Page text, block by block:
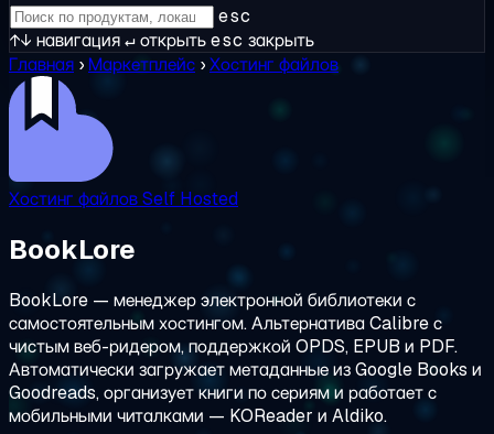
esc
↑↓ навигация↵открытьesc закрыть
Главная ›Маркетплейс ›Хостинг файлов
Хостинг файловSelf Hosted
BookLore
BookLore — менеджер электронной библиотеки с
самостоятельным хостингом. Альтернатива Calibre с
чистым веб-ридером, поддержкой OPDS, EPUB и PDF.
Автоматически загружает метаданные из Google Books и
Goodreads, организует книги по сериям и работает с
мобильными читалками — KOReader и Aldiko.